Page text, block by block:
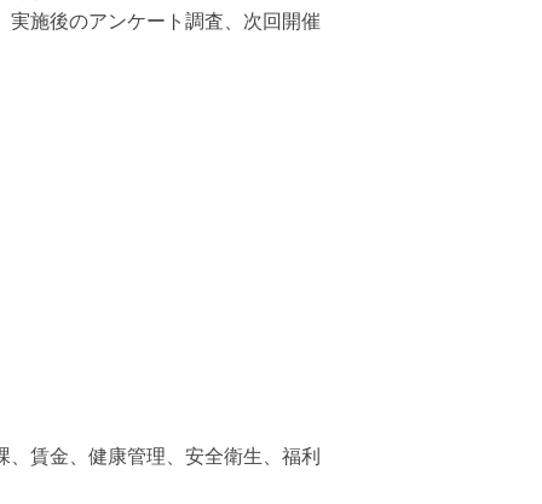
施後のアンケート調査、次回開催
賃金、健康管理、安全衛生、福利